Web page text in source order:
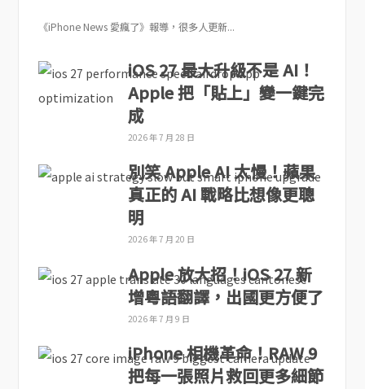
《iPhone News 愛瘋了》報導，很多人更新...
iOS 27 最大升級不是 AI！
Apple 把「貼上」變一鍵完
成
2026 年 7 月 28 日
別笑 Apple AI 太慢！蘋果
真正的 AI 戰略比想像更聰
明
2026 年 7 月 20 日
Apple 放大招！iOS 27 新
增粵語翻譯，出國更方便了
2026 年 7 月 9 日
iPhone 相機革命！RAW 9
把每一張照片救回更多細節